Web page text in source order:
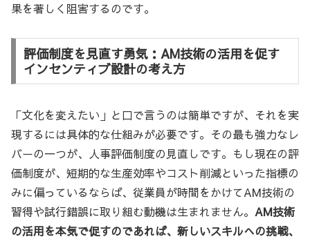
果を著しく阻害するのです。
評価制度を見直す勇気：AM技術の活用を促す
インセンティブ設計の考え方
「文化を変えたい」と口で言うのは簡単ですが、それを実
現するには具体的な仕組みが必要です。その最も強力なレ
バーの一つが、人事評価制度の見直しです。もし現在の評
価制度が、短期的な生産効率やコスト削減といった指標の
みに偏っているならば、従業員が時間をかけてAM技術の
習得や試行錯誤に取り組む動機は生まれません。 AM技術
の活用を本気で促すのであれば、新しいスキルへの挑戦、